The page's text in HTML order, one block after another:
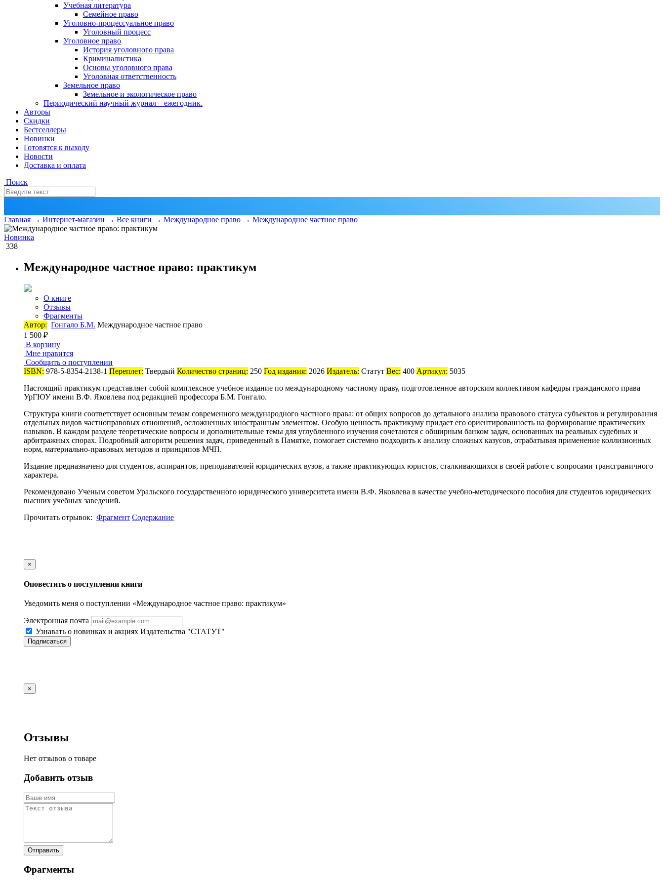
Учебная литература
Семейное право
Уголовно-процессуальное право
Уголовный процесс
Уголовное право
История уголовного права
Криминалистика
Основы уголовного права
Уголовная ответственность
Земельное право
Земельное и экологическое право
Периодический научный журнал – ежегодник.
Авторы
Скидки
Бестселлеры
Новинки
Готовятся к выходу
Новости
Доставка и оплата
Поиск
Главная → Интернет-магазин → Все книги → Международное право → Международное частное право
Новинка
338
Международное частное право: практикум
О книге
Отзывы
Фрагменты
Автор: Гонгало Б.М. Международное частное право
1 500 ₽
В корзину
Мне нравится
Сообщить о поступлении
ISBN: 978-5-8354-2138-1 Переплет: Твердый Количество страниц: 250 Год издания: 2026 Издатель: Статут Вес: 400 Артикул: 5035
Настоящий практикум представляет собой комплексное учебное издание по международному частному праву, подготовленное авторским коллективом кафедры гражданского права
УрГЮУ имени В.Ф. Яковлева под редакцией профессора Б.М. Гонгало.
Структура книги соответствует основным темам современного международного частного права: от общих вопросов до детального анализа правового статуса субъектов и регулирования
отдельных видов частноправовых отношений, осложненных иностранным элементом. Особую ценность практикуму придает его ориентированность на формирование практических
навыков. В каждом разделе теоретические вопросы и дополнительные темы для углубленного изучения сочетаются с обширным банком задач, основанных на реальных судебных и
арбитражных спорах. Подробный алгоритм решения задач, приведенный в Памятке, помогает системно подходить к анализу сложных казусов, отрабатывая применение коллизионных
норм, материально-правовых методов и принципов МЧП.
Издание предназначено для студентов, аспирантов, преподавателей юридических вузов, а также практикующих юристов, сталкивающихся в своей работе с вопросами трансграничного
характера.
Рекомендовано Ученым советом Уральского государственного юридического университета имени В.Ф. Яковлева в качестве учебно-методического пособия для студентов юридических
высших учебных заведений.
Прочитать отрывок: Фрагмент Содержание
×
Оповестить о поступлении книги
Уведомить меня о поступлении «Международное частное право: практикум»
Электронная почта
Узнавать о новинках и акциях Издательства "СТАТУТ"
Подписаться
×
Отзывы
Нет отзывов о товаре
Добавить отзыв
Фрагменты